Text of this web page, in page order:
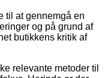
til at gennemgå en
og på grund af
butikkens kritik af
relevante metoder til